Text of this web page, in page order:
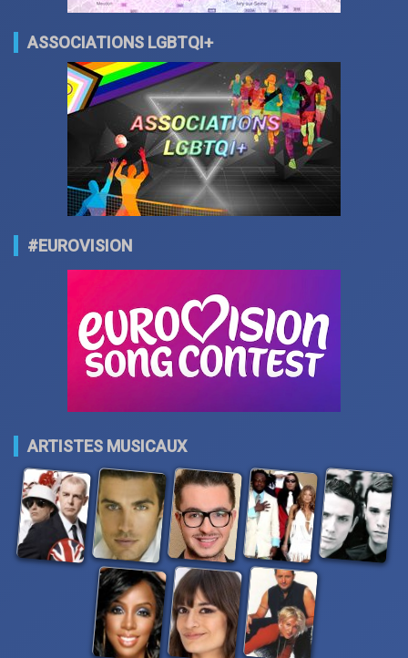
ASSOCIATIONS LGBTQI+
#EUROVISION
ARTISTES MUSICAUX